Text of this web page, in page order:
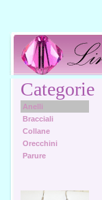
Categorie
Anelli
Bracciali
Collane
Orecchini
Parure